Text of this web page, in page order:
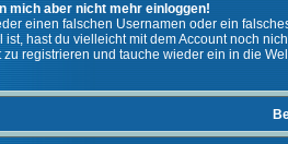
mich aber nicht mehr einloggen!
einen falschen Usernamen oder ein
hast du vielleicht mit dem Account noch
registrieren und tauche wieder ein in die